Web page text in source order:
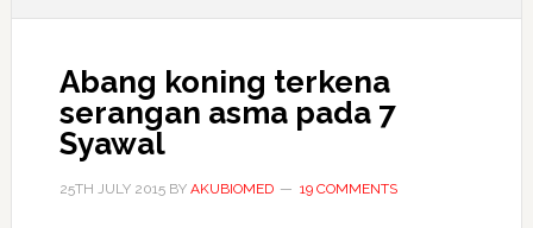
Abang koning terkena
serangan asma pada 7
Syawal
25TH JULY 2015BY AKUBIOMED 19 COMMENTS